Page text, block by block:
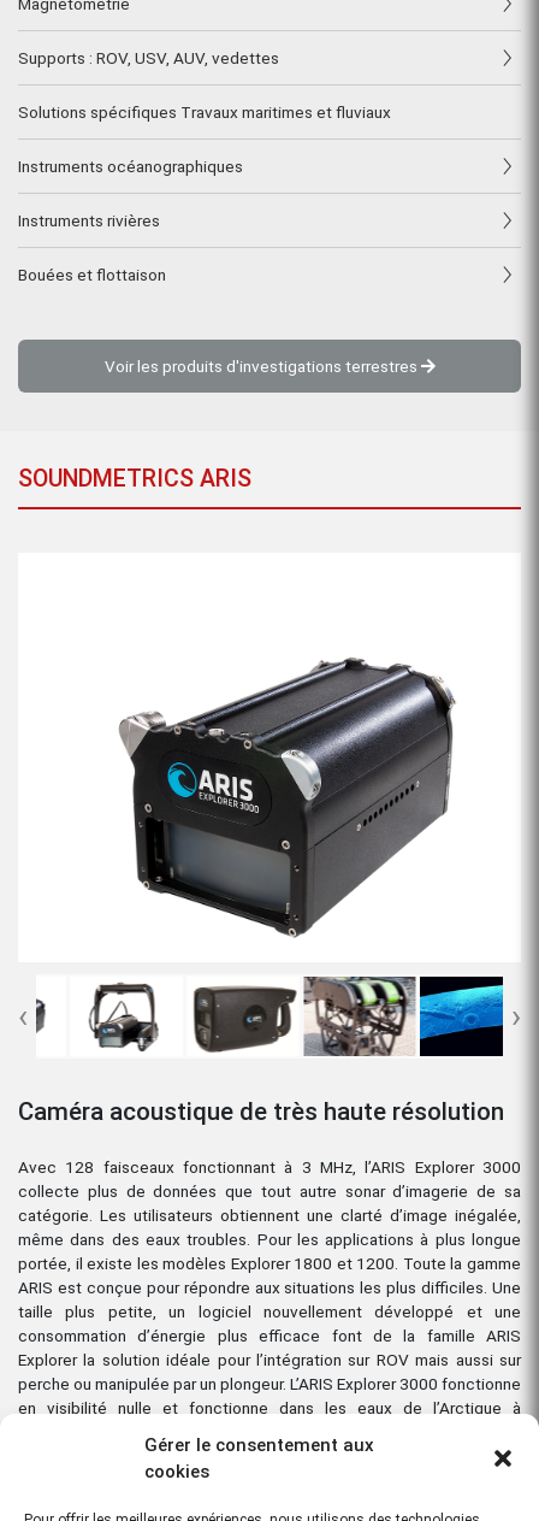
Gérer le consentement aux
cookies
Supports : ROV, USV, AUV, vedettes
Solutions spécifiques Travaux maritimes et fluviaux
Instruments océanographiques
Instruments rivières
Bouées et flottaison
Voir les produits d'investigations terrestres
SOUNDMETRICS ARIS
‹ ›
Caméra acoustique de très haute résolution
Avec 128 faisceaux fonctionnant à 3 MHz, l’ARIS Explorer 3000
collecte plus de données que tout autre sonar d’imagerie de sa
catégorie. Les utilisateurs obtiennent une clarté d’image inégalée,
même dans des eaux troubles. Pour les applications à plus longue
portée, il existe les modèles Explorer 1800 et 1200. Toute la gamme
ARIS est conçue pour répondre aux situations les plus difficiles. Une
taille plus petite, un logiciel nouvellement développé et une
consommation d’énergie plus efficace font de la famille ARIS
Explorer la solution idéale pour l’intégration sur ROV mais aussi sur
perche ou manipulée par un plongeur. L’ARIS Explorer 3000 fonctionne
en visibilité nulle et fonctionne dans les eaux de l’Arctique à
Télécharger la fiche technique